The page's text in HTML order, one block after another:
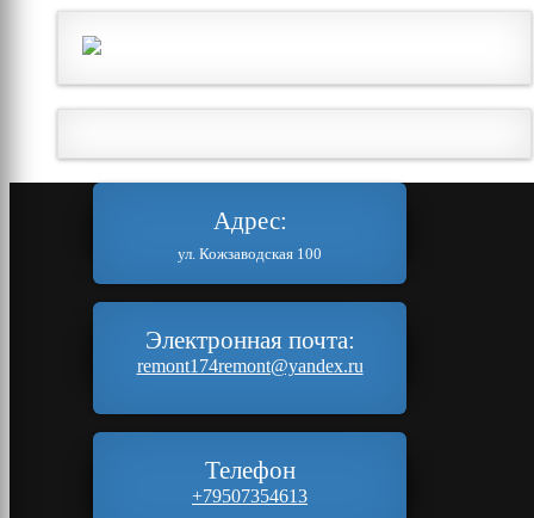
Адрес:
ул. Кожзаводская 100
Электронная почта:
remont174remont@yandex.ru
Телефон
+79507354613